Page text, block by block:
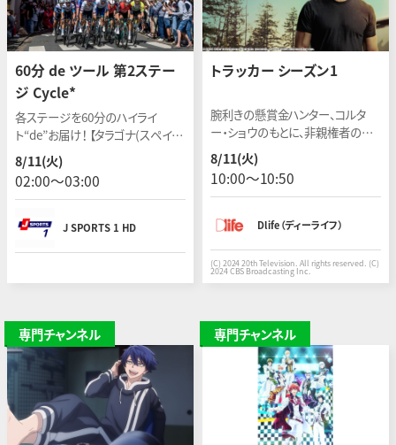
60分 de ツール 第2ステー
ジ Cycle*
各ステージを60分のハイライ
ト“de”お届け！ 【タラゴナ(スペイ
ン)〜バルセロナ(スペイン)】 開催
日：2026年7月5日(現地)
8/11(火)
02:00〜03:00
J SPORTS 1 HD
トラッカー シーズン1
腕利きの懸賞金ハンター、コルタ
ー・ショウのもとに、非親権者の実
父に連れ去られた疑いのある１４
歳の少年ギルバート・ブラウンを救
出してほしいとの依頼が入る。
8/11(火)
10:00〜10:50
Dlife（ディーライフ）
(C) 2024 20th Television. All rights reserved. (C)
2024 CBS Broadcasting Inc.
専門チャンネル 専門チャンネル